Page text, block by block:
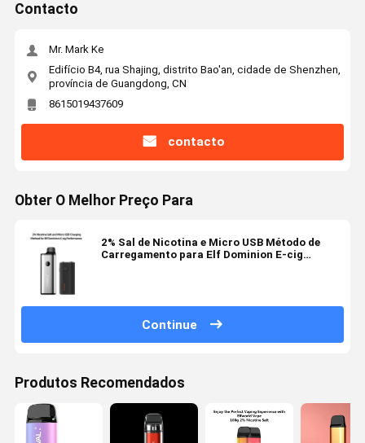
Contacto
Mr. Mark Ke
Edifício B4, rua Shajing, distrito Bao'an, cidade de Shenzhen,
província de Guangdong, CN
8615019437609
contacto
Obter O Melhor Preço Para
2% Sal de Nicotina e Micro USB Método de
Carregamento para Elf Dominion E-cig
Continue
Produtos Recomendados